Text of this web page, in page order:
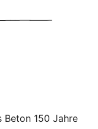
Beton 150 Jahre